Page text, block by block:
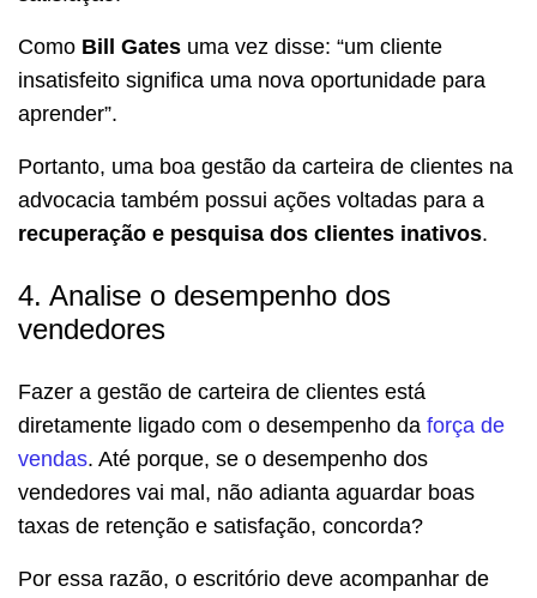
Como Bill Gates uma vez disse: “um cliente
insatisfeito significa uma nova oportunidade para
aprender”.
Portanto, uma boa gestão da carteira de clientes na
advocacia também possui ações voltadas para a
recuperação e pesquisa dos clientes inativos.
4. Analise o desempenho dos
vendedores
Fazer a gestão de carteira de clientes está
diretamente ligado com o desempenho da força de
vendas. Até porque, se o desempenho dos
vendedores vai mal, não adianta aguardar boas
taxas de retenção e satisfação, concorda?
Por essa razão, o escritório deve acompanhar de